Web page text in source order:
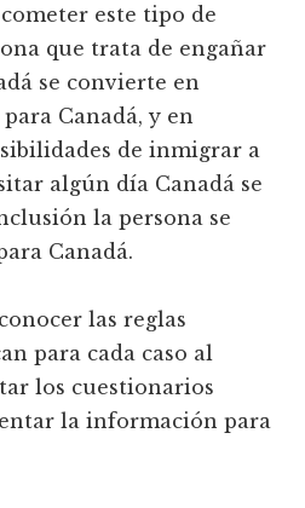
este tipo de
que trata de engañar
se convierte en
Canadá, y en
de inmigrar a
algún día Canadá se
la persona se
Canadá.
las reglas
para cada caso al
los cuestionarios
la información para